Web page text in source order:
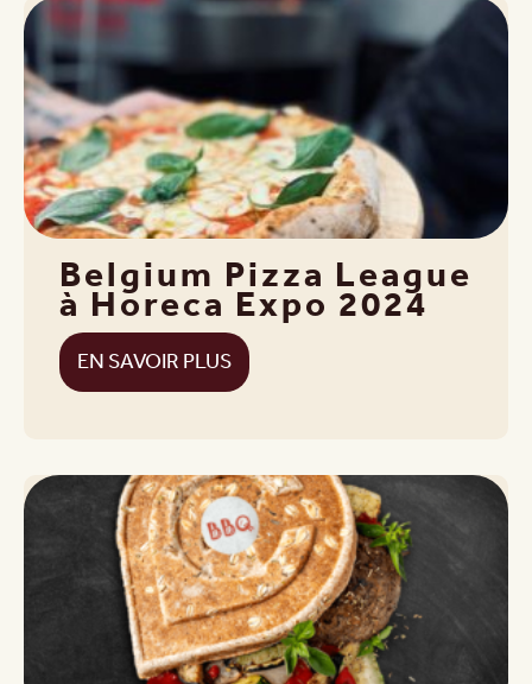
Belgium Pizza League
à Horeca Expo 2024
EN SAVOIR PLUS